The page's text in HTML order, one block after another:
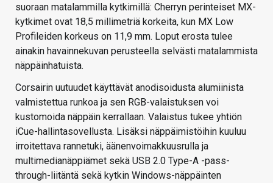
suoraan matalammilla kytkimillä: Cherryn perinteiset MX-
kytkimet ovat 18,5 millimetriä korkeita, kun MX Low
Profileiden korkeus on 11,9 mm. Loput erosta tulee
ainakin havainnekuvan perusteella selvästi matalammista
näppäinhatuista.
Corsairin uutuudet käyttävät anodisoidusta alumiinista
valmistettua runkoa ja sen RGB-valaistuksen voi
kustomoida näppäin kerrallaan. Valaistus tukee yhtiön
iCue-hallintasovellusta. Lisäksi näppäimistöihin kuuluu
irroitettava rannetuki, äänenvoimakkuusrulla ja
multimedianäppiämet sekä USB 2.0 Type-A -pass-
through-liitäntä sekä kytkin Windows-näppäinten